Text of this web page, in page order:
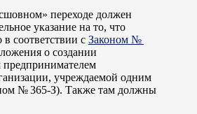
переходе должен
указание на то, что
в соответствии с Законом №
о создании
учреждаемой одним
№ 365-З). Также там должны